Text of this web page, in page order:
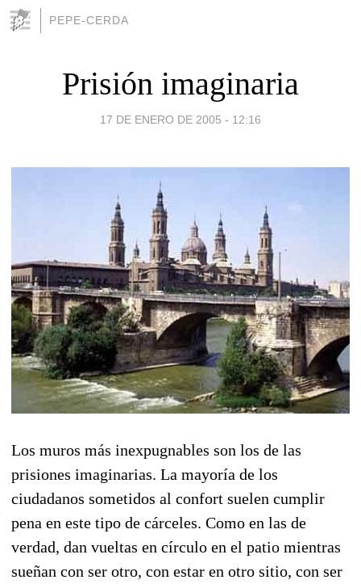
PEPE-CERDA
Prisión imaginaria
17 DE ENERO DE 2005 - 12:16
Los muros más inexpugnables son los de las
prisiones imaginarias. La mayoría de los
ciudadanos sometidos al confort suelen cumplir
pena en este tipo de cárceles. Como en las de
verdad, dan vueltas en círculo en el patio mientras
sueñan con ser otro, con estar en otro sitio, con ser